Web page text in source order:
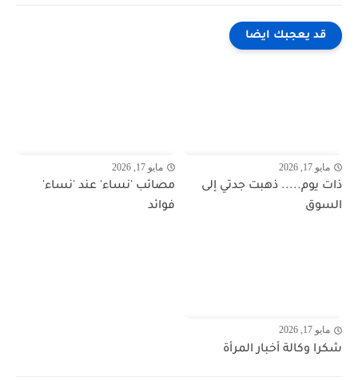
قد يعجبك ايضا
مايو 17, 2026
ذات يوم..... ذهبت جدتي إلى
السوق
مايو 17, 2026
مصائب 'نساء' عند 'نساء'
فوائد
مايو 17, 2026
شكرا وكالة أخبار المرأة